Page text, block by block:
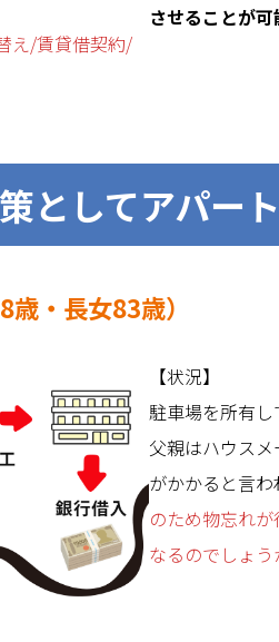
え/賃貸借契約/
させることが可
としてアパー
・長女83歳）
【状況】
駐車場を所有し
父親はハウス
がかかると言
のため物忘れ
なるのでしょう